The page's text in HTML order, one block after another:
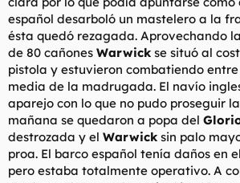
español desarboló un mastelero a la
ésta quedó rezagada. Aprovechando
de 80 cañones Warwick se situó al
pistola y estuvieron combatiendo
media de la madrugada. El navío
aparejo con lo que no pudo proseguir
mañana se quedaron a popa del
destrozada y el Warwick sin palo
proa. El barco español tenía daños en
pero estaba totalmente operativo. A